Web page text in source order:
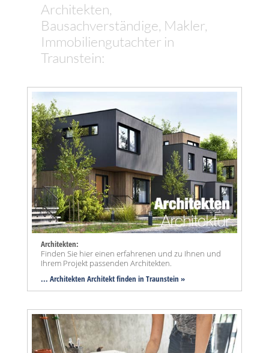
Architekten,
Bausachverständige, Makler,
Immobiliengutachter in
Traunstein:
Architekten:
Finden Sie hier einen erfahrenen und zu Ihnen und
Ihrem Projekt passenden Architekten.
... Architekten Architekt finden in Traunstein »